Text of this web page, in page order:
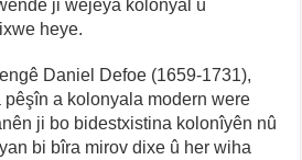
ji wêjeya kolonyal û
heye.
Daniel Defoe (1659-1731),
a kolonyala modern were
ji bo bidestxistina kolonîyên nû
bi bîra mirov dixe û her wiha